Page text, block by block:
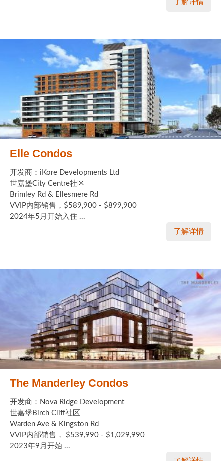
了解详情
Elle Condos
开发商：iKore Developments Ltd
世嘉堡City Centre社区
Brimley Rd & Ellesmere Rd
VVIP内部销售，$589,900 - $899,900
2024年5月开始入住 ...
了解详情
The Manderley Condos
开发商：Nova Ridge Development
世嘉堡Birch Cliff社区
Warden Ave & Kingston Rd
VVIP内部销售， $539,990 - $1,029,990
2023年9月开始 ...